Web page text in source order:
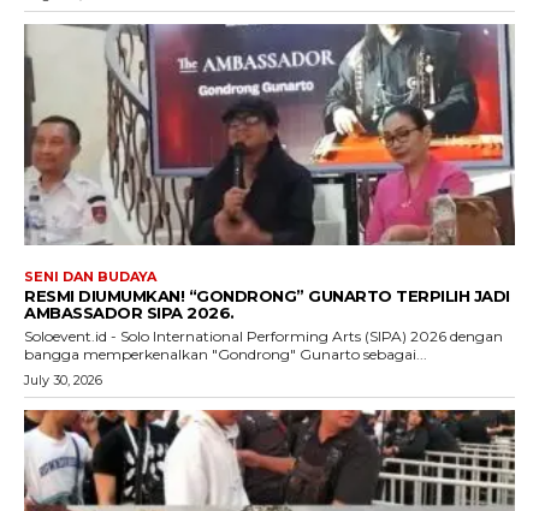
SENI DAN BUDAYA
RESMI DIUMUMKAN! “GONDRONG” GUNARTO TERPILIH JADI
AMBASSADOR SIPA 2026.
Soloevent.id - Solo International Performing Arts (SIPA) 2026 dengan
bangga memperkenalkan "Gondrong" Gunarto sebagai...
July 30, 2026